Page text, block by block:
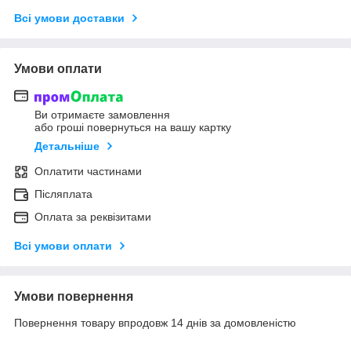
Всі умови доставки
Умови оплати
Ви отримаєте замовлення
або гроші повернуться на вашу картку
Детальніше
Оплатити частинами
Післяплата
Оплата за реквізитами
Всі умови оплати
Умови повернення
Повернення товару впродовж 14 днів за домовленістю